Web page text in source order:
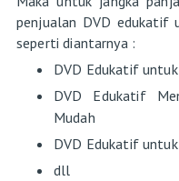
penjualan DVD edukatif
seperti diantarnya :
DVD Edukatif
DVD Edukatif
Mudah
DVD Edukatif
dll